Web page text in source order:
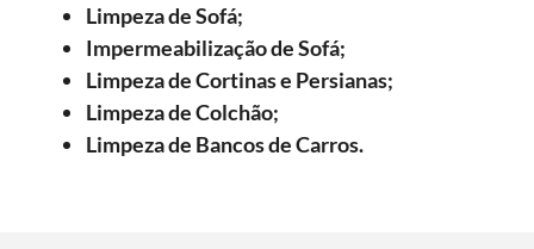
Limpeza de Sofá;
Impermeabilização de Sofá;
Limpeza de Cortinas e Persianas;
Limpeza de Colchão;
Limpeza de Bancos de Carros.